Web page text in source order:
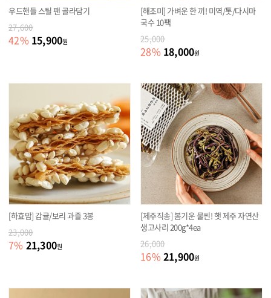
우드핸들 스틸 팬 골라담기
27,600
42% 15,900원
[해조미] 가벼운 한 끼! 미역/톳/다시마
국수 10팩
25,000
28% 18,000원
[하효맘] 감귤/보리 과즐 3봉
23,000
7% 21,300원
[제주직송] 봄기운 물씬! 햇 제주 자연산
생고사리 200g*4ea
26,000
16% 21,900원